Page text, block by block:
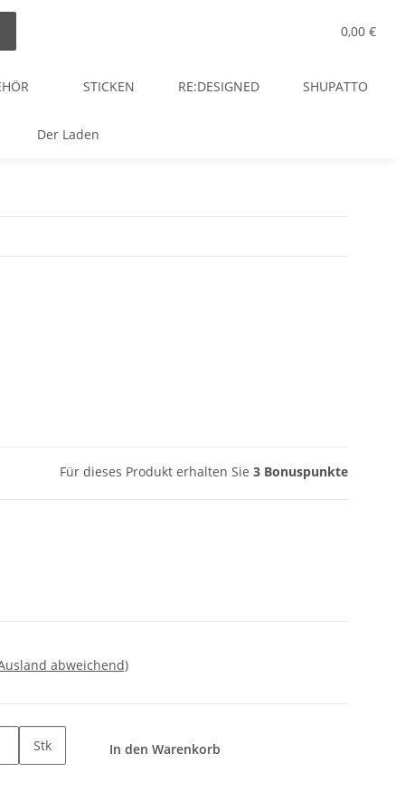
0,00 €
STICKEN RE:DESIGNED SHUPATTO
Der Laden
Für dieses Produkt erhalten Sie 3 Bonuspunkte
abweichend)
Stk In den Warenkorb